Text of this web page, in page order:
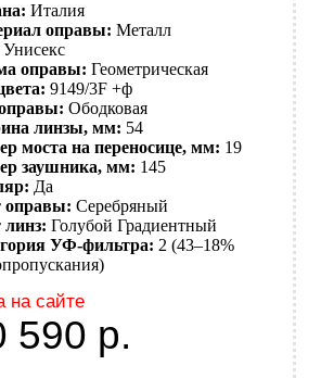
Италия
оправы: Металл
Унисекс
оправы: Геометрическая
9149/3F +ф
Ободковая
линзы, мм: 54
моста на переносице, мм: 19
заушника, мм: 145
Да
оправы: Серебряный
линз: Голубой Градиентный
УФ-фильтра: 2 (43–18%
на сайте
590 р.